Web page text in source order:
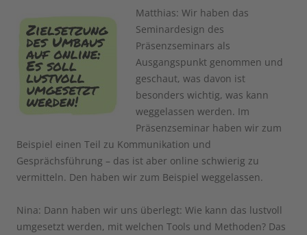
Matthias: Wir haben das
Seminardesign des
Präsenzseminars als
Ausgangspunkt genommen und
geschaut, was davon ist
besonders wichtig, was kann
weggelassen werden. Im
Präsenzseminar haben wir zum
Beispiel einen Teil zu Kommunikation und
Gesprächsführung – das ist aber online schwierig zu
vermitteln. Den haben wir zum Beispiel weggelassen.
Nina: Dann haben wir uns überlegt: Wie kann das lustvoll
umgesetzt werden, mit welchen Tools und Methoden? Das